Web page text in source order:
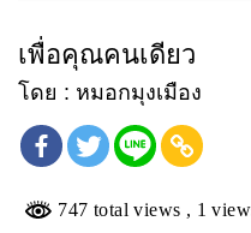
เพื่อคุณคนเดียว
โดย : หมอกมุงเมือง
747 total views , 1